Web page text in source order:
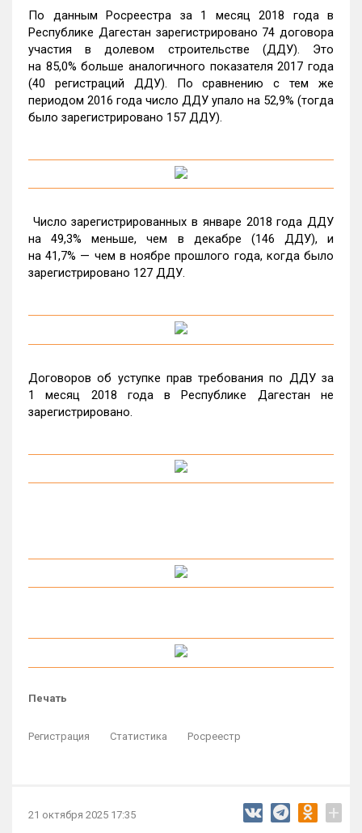
По данным Росреестра за 1 месяц 2018 года в
Республике Дагестан зарегистрировано 74 договора
участия в долевом строительстве (ДДУ). Это
на 85,0% больше аналогичного показателя 2017 года
(40 регистраций ДДУ). По сравнению с тем же
периодом 2016 года число ДДУ упало на 52,9% (тогда
было зарегистрировано 157 ДДУ).
Число зарегистрированных в январе 2018 года ДДУ
на 49,3% меньше, чем в декабре (146 ДДУ), и
на 41,7% — чем в ноябре прошлого года, когда было
зарегистрировано 127 ДДУ.
Договоров об уступке прав требования по ДДУ за
1 месяц 2018 года в Республике Дагестан не
зарегистрировано.
Печать
Регистрация Статистика Росреестр
21 октября 2025 17:35 +